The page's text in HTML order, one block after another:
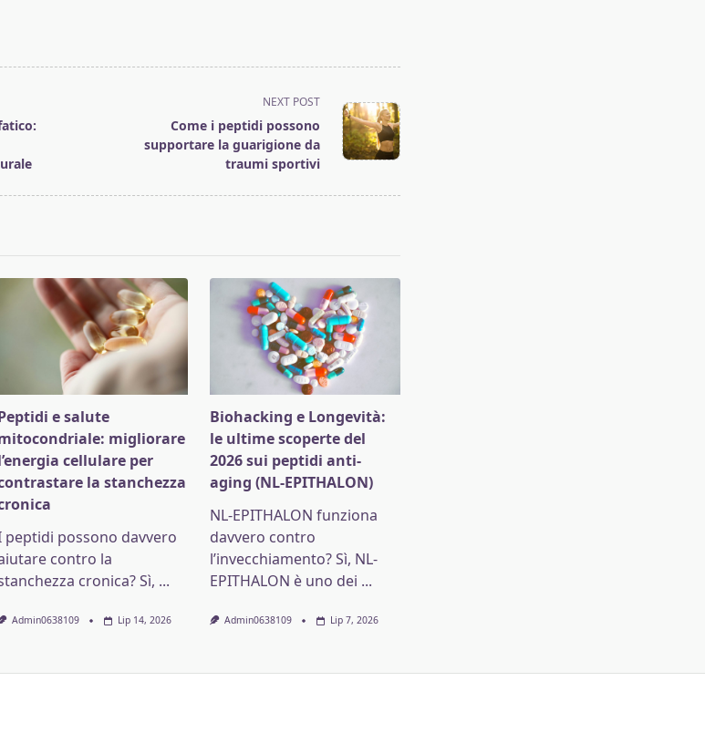
NEXT POST
Come i peptidi possono
supportare la guarigione da
traumi sportivi
e salute
migliorare
cellulare per
la stanchezza
peptidi possono davvero
contro la
cronica? Sì, ...
Admin0638109 Lip 14, 2026
Biohacking e Longevità:
le ultime scoperte del
2026 sui peptidi anti-
aging (NL-EPITHALON)
NL-EPITHALON funziona
davvero contro
l’invecchiamento? Sì, NL-
EPITHALON è uno dei ...
Admin0638109 Lip 7, 2026